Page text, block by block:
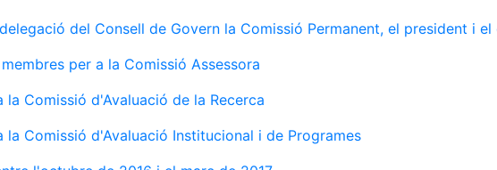
del Consell de Govern la Comissió Permanent, el president i
per a la Comissió Assessora
Comissió d'Avaluació de la Recerca
la Comissió d'Avaluació Institucional i de Programes